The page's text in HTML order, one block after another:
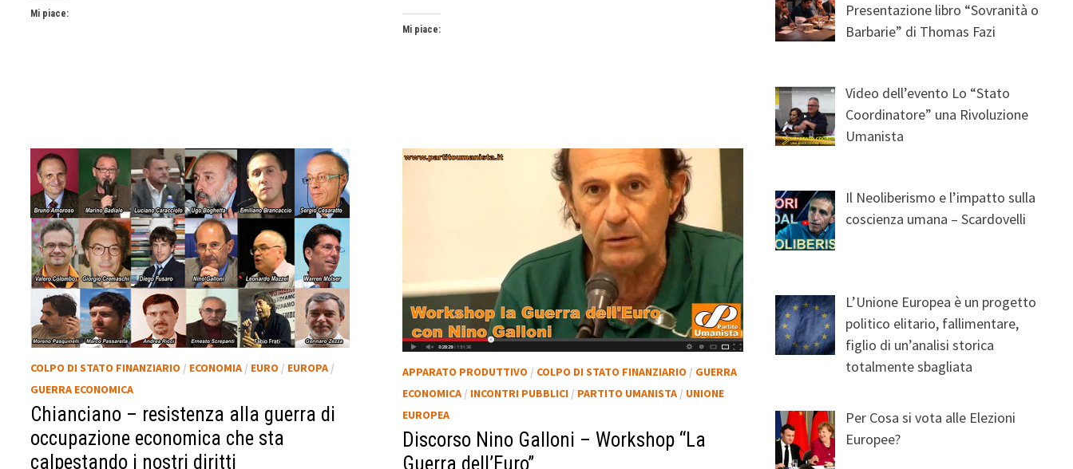
Mi piace:
Mi piace:
COLPO DI STATO FINANZIARIO / ECONOMIA / EURO / EUROPA /
GUERRA ECONOMICA
Chianciano – resistenza alla guerra di
occupazione economica che sta
calpestando i nostri diritti
APPARATO PRODUTTIVO / COLPO DI STATO FINANZIARIO / GUERRA
ECONOMICA/ INCONTRI PUBBLICI / PARTITO UMANISTA/ UNIONE
EUROPEA
Discorso Nino Galloni – Workshop “La
Guerra dell’Euro”
Presentazione libro “Sovranità o
Barbarie” di Thomas Fazi
Video dell’evento Lo “Stato
Coordinatore” una Rivoluzione
Umanista
Il Neoliberismo e l’impatto sulla
coscienza umana – Scardovelli
L’Unione Europea è un progetto
politico elitario, fallimentare,
figlio di un’analisi storica
totalmente sbagliata
Per Cosa si vota alle Elezioni
Europee?